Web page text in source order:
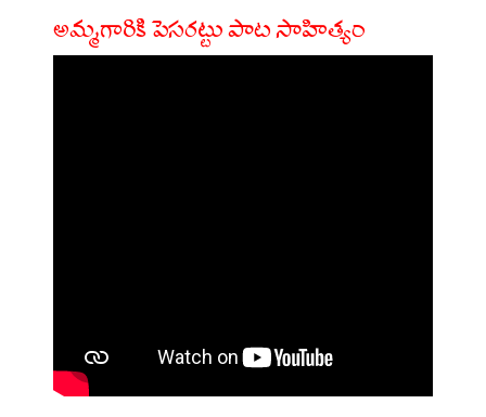
అమ్మగారికి పెసరట్టు పాట సాహిత్యం